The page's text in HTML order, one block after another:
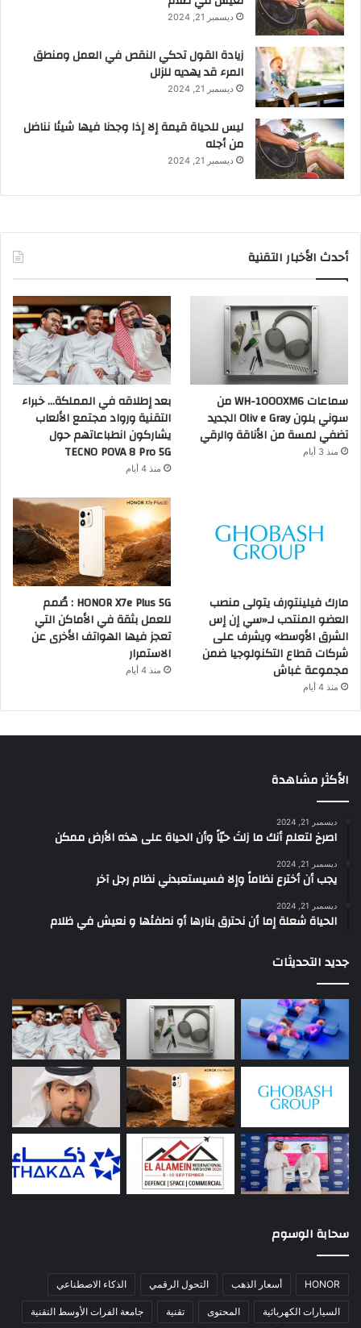
ديسمبر 21, 2024
زيادة القول تحكي النقص في العمل ومنطق
المرء قد يهديه للزلل
ديسمبر 21, 2024
ليس للحياة قيمة إلا إذا وجدنا فيها شيئا نناضل
من أجله
ديسمبر 21, 2024
أحدث الأخبار التقنية
سماعات WH-1000XM6 من
سوني بلون Oliv e Gray الجديد
تضفي لمسة من الأناقة والرقي
منذ 3 أيام
بعد إطلاقه في المملكة… خبراء
التقنية ورواد مجتمع الألعاب
يشاركون انطباعاتهم حول
TECNO POVA 8 Pro 5G
منذ 4 أيام
مارك فيلينتورف يتولى منصب
العضو المنتدب لـ«سي إن إس
الشرق الأوسط» ويشرف على
شركات قطاع التكنولوجيا ضمن
مجموعة غباش
منذ 4 أيام
HONOR X7e Plus 5G : صُمم
للعمل بثقة في الأماكن التي
تعجز فيها الهواتف الأخرى عن
الاستمرار
منذ 4 أيام
الأكثر مشاهدة
ديسمبر 21, 2024
‫اصرخ لتعلم أنك ما زلتَ حيّاً وأن الحياة على هذه الأرض ممكن
ديسمبر 21, 2024
يجب أن أخترع نظاماً وإلا فسيستعبدني نظام رجل آخر
ديسمبر 21, 2024
الحياة شعلة إما أن نحترق بنارها أو نطفئها و نعيش في ظلام
جديد التحديثات
سحابة الوسوم
HONOR أسعار الذهب التحول الرقمي الذكاء الاصطناعي
السيارات الكهربائية المحتوى تقنية جامعة الفرات الأوسط التقنية